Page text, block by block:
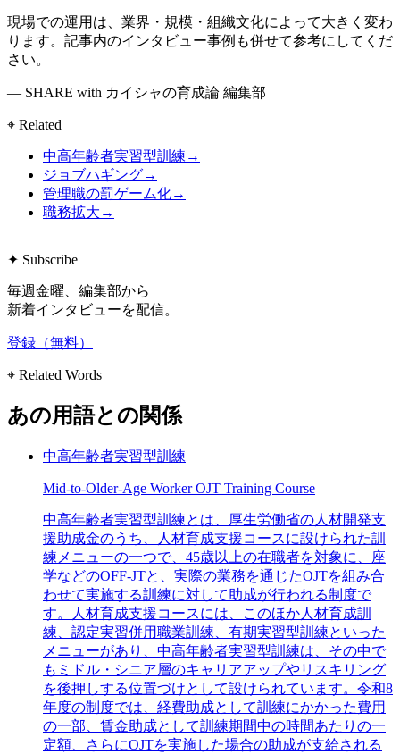
現場での運用は、業界・規模・組織文化によって大きく変わ
ります。記事内のインタビュー事例も併せて参考にしてくだ
さい。
— SHARE with カイシャの育成論 編集部
⌖ Related
中高年齢者実習型訓練 →
ジョブハギング→
管理職の罰ゲーム化→
職務拡大 →
✦ Subscribe
毎週金曜、編集部から
新着インタビューを配信。
登録（無料）
⌖ Related Words
あの用語との関係
中高年齢者実習型訓練
Mid-to-Older-Age Worker OJT Training Course
中高年齢者実習型訓練とは、厚生労働省の人材開発支
援助成金のうち、人材育成支援コースに設けられた訓
練メニューの一つで、45歳以上の在職者を対象に、座
学などのOFF-JTと、実際の業務を通じたOJTを組み合
わせて実施する訓練に対して助成が行われる制度で
す。人材育成支援コースには、このほか人材育成訓
練、認定実習併用職業訓練、有期実習型訓練といった
メニューがあり、中高年齢者実習型訓練は、その中で
もミドル・シニア層のキャリアアップやリスキリング
を後押しする位置づけとして設けられています。令和8
年度の制度では、経費助成として訓練にかかった費用
の一部、賃金助成として訓練期間中の時間あたりの一
定額、さらにOJTを実施した場合の助成が支給される